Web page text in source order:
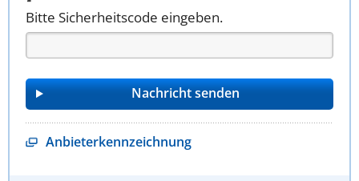
Bitte Sicherheitscode eingeben.
Anbieterkennzeichnung